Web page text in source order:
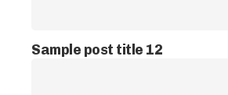
Sample post title 12